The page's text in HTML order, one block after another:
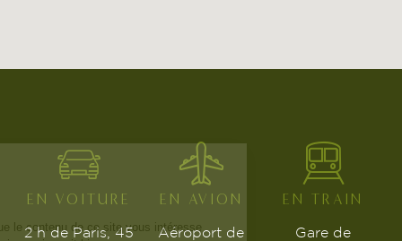
EN VOITURE
2 h de Paris, 45
EN AVION
Aéroport de
EN TRAIN
Gare de